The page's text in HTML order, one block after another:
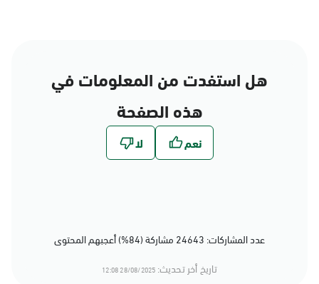
هل استفدت من المعلومات في
هذه الصفحة
عدد المشاركات: 24643 مشاركة (84%) أعجبهم المحتوى
تاريخ أخر تحديث: 28/08/2025 12:08